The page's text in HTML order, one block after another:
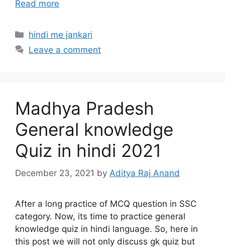
Read more
Categories
hindi me jankari
Leave a comment
Madhya Pradesh
General knowledge
Quiz in hindi 2021
December 23, 2021 by Aditya Raj Anand
After a long practice of MCQ question in SSC
category. Now, its time to practice general
knowledge quiz in hindi language. So, here in
this post we will not only discuss gk quiz but